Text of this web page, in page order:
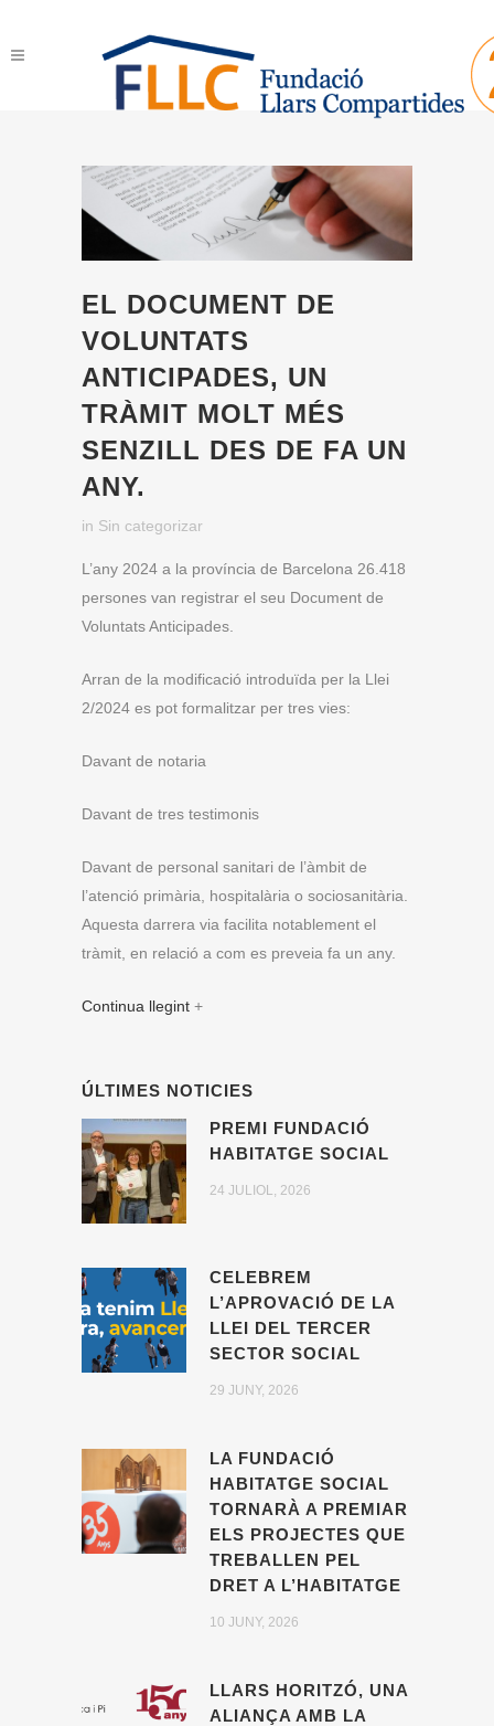
EL DOCUMENT DE
VOLUNTATS
ANTICIPADES, UN
TRÀMIT MOLT MÉS
SENZILL DES DE FA UN
ANY.
in Sin categorizar
L’any 2024 a la província de Barcelona 26.418
persones van registrar el seu Document de
Voluntats Anticipades.
Arran de la modificació introduïda per la Llei
2/2024 es pot formalitzar per tres vies:
Davant de notaria
Davant de tres testimonis
Davant de personal sanitari de l’àmbit de
l’atenció primària, hospitalària o sociosanitària.
Aquesta darrera via facilita notablement el
tràmit, en relació a com es preveia fa un any.
Continua llegint +
ÚLTIMES NOTICIES
PREMI FUNDACIÓ
HABITATGE SOCIAL
24 JULIOL, 2026
CELEBREM
L’APROVACIÓ DE LA
LLEI DEL TERCER
SECTOR SOCIAL
29 JUNY, 2026
LA FUNDACIÓ
HABITATGE SOCIAL
TORNARÀ A PREMIAR
ELS PROJECTES QUE
TREBALLEN PEL
DRET A L’HABITATGE
10 JUNY, 2026
LLARS HORITZÓ, UNA
ALIANÇA AMB LA